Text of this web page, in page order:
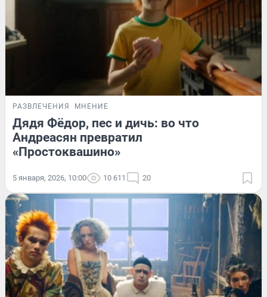
РАЗВЛЕЧЕНИЯ МНЕНИЕ
Дядя Фёдор, пес и дичь: во что
Андреасян превратил
«Простоквашино»
5 января, 2026, 10:00 10 611 20